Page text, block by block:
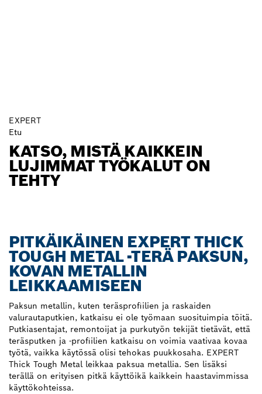
EXPERT
Etu
KATSO, MISTÄ KAIKKEIN
LUJIMMAT TYÖKALUT ON
TEHTY
PITKÄIKÄINEN EXPERT THICK
TOUGH METAL -TERÄ PAKSUN,
KOVAN METALLIN
LEIKKAAMISEEN
Paksun metallin, kuten teräsprofiilien ja raskaiden
valurautaputkien, katkaisu ei ole työmaan suosituimpia töitä.
Putkiasentajat, remontoijat ja purkutyön tekijät tietävät, että
teräsputken ja -profiilien katkaisu on voimia vaativaa kovaa
työtä, vaikka käytössä olisi tehokas puukkosaha. EXPERT
Thick Tough Metal leikkaa paksua metallia. Sen lisäksi
terällä on erityisen pitkä käyttöikä kaikkein haastavimmissa
käyttökohteissa.